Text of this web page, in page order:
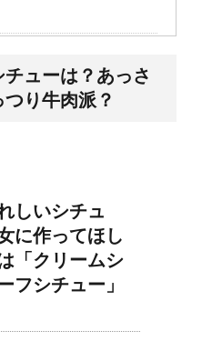
支はどうなるの？
の年齢って何歳位？
はピンチかも?!給料
ューは？あっさ
り牛肉派？
しいシチュ
に作ってほし
「クリームシ
フシチュー」